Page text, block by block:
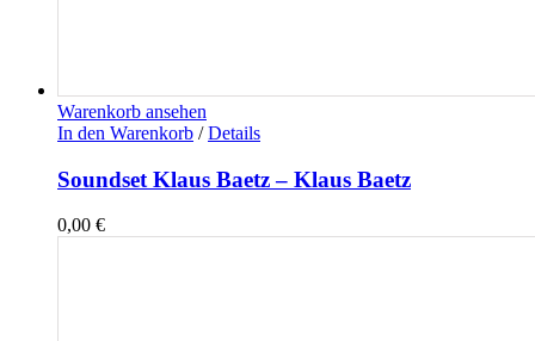
Warenkorb ansehen
In den Warenkorb / Details
Soundset Klaus Baetz – Klaus Baetz
0,00 €